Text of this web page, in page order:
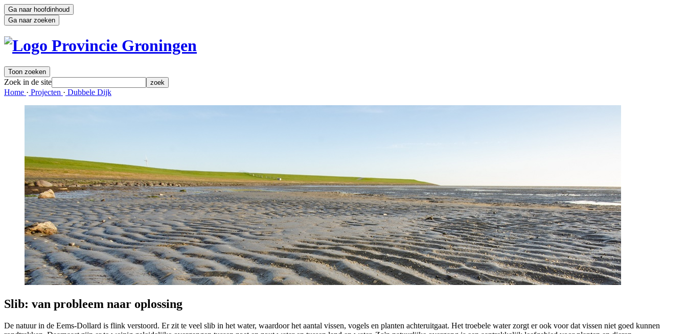
Ga naar hoofdinhoud
Ga naar zoeken
Toon zoeken
Zoek in de site zoek
Home · Projecten · Dubbele Dijk
Slib: van probleem naar oplossing
De natuur in de Eems-Dollard is flink verstoord. Er zit te veel slib in het water, waardoor het aantal vissen, vogels en planten achteruitgaat. Het troebele water zorgt er ook voor dat vissen niet goed kunnen